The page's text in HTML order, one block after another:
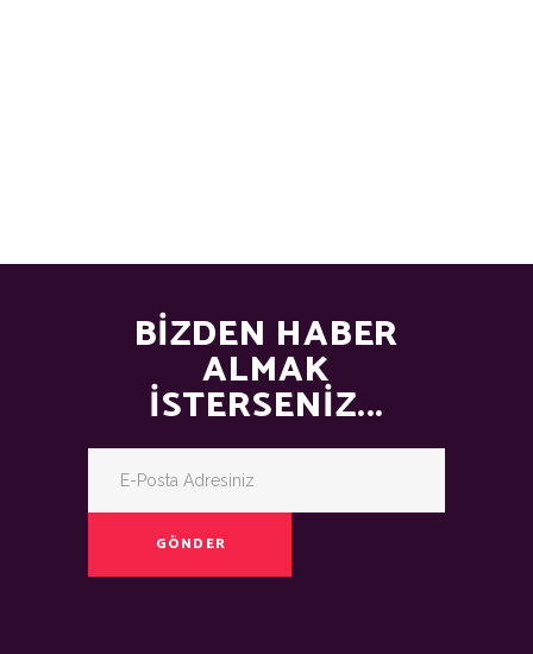
BIZDEN HABER
ALMAK
İSTERSENIZ...
GÖNDER